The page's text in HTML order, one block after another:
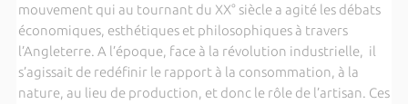
mouvement qui au tournant du XX° siècle a agité les débats
économiques, esthétiques et philosophiques à travers
l’Angleterre. A l’époque, face à la révolution industrielle, il
s’agissait de redéfinir le rapport à la consommation, à la
nature, au lieu de production, et donc le rôle de l’artisan. Ces